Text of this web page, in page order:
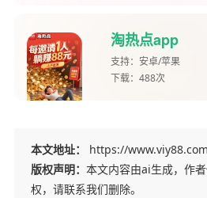
淘热点app
支持： 安卓/苹果
下载： 488次
本文地址：
https://
版权声明： 本文内容由ai生成，作
权，请联系我们删除。